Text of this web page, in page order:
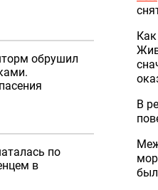
обрушил
по
в
В
был